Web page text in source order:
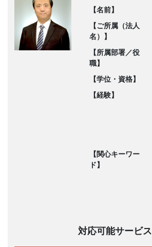
【名前】
【ご所属（法人
名）】
【所属部署／役
職】
【学位・資格】
【経験】
【関心キーワー
ド】
対応可能サービス